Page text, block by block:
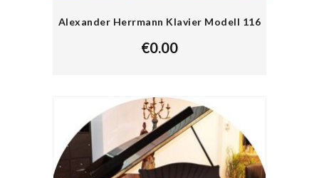
Alexander Herrmann Klavier Modell 116
€0.00